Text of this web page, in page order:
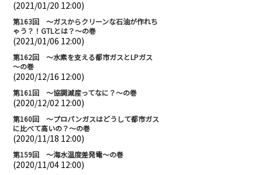
(2021/01/20 12:00)
第163回 ～ガスからクリーンな石油が作れち
ゃう？！GTLとは？～の巻
(2021/01/06 12:00)
第162回 ～水素を支える都市ガスとLPガス
～の巻
(2020/12/16 12:00)
第161回 ～協調減産ってなに？～の巻
(2020/12/02 12:00)
第160回 ～プロパンガスはどうして都市ガス
に比べて高いの？～の巻
(2020/11/18 12:00)
第159回 ～海水温度差発電～の巻
(2020/11/04 12:00)